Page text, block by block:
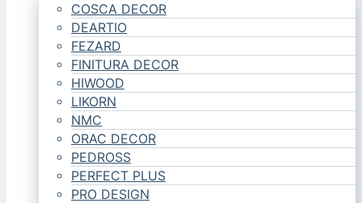
COSCA DECOR
DEARTIO
FEZARD
FINITURA DECOR
HIWOOD
LIKORN
NMC
ORAC DECOR
PEDROSS
PERFECT PLUS
PRO DESIGN